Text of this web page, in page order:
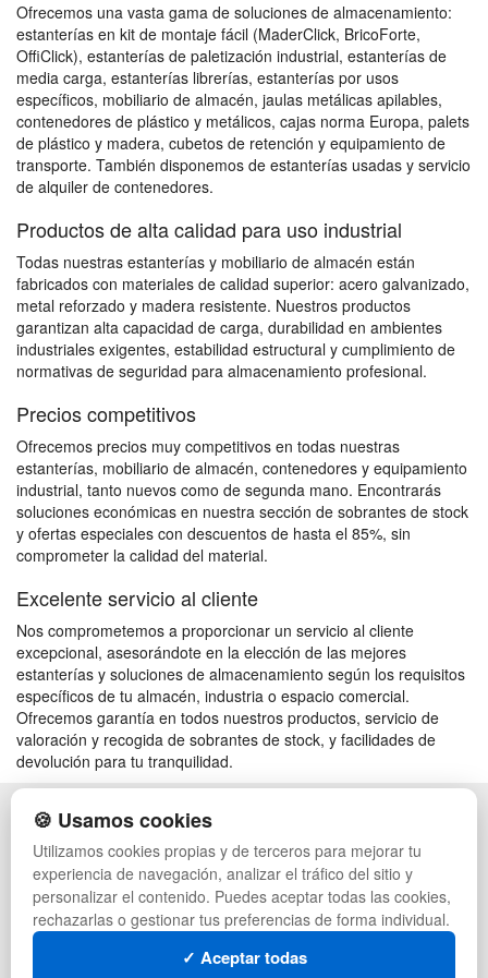
Ofrecemos una vasta gama de soluciones de almacenamiento:
estanterías en kit de montaje fácil (MaderClick, BricoForte,
OffiClick), estanterías de paletización industrial, estanterías de
media carga, estanterías librerías, estanterías por usos
específicos, mobiliario de almacén, jaulas metálicas apilables,
contenedores de plástico y metálicos, cajas norma Europa, palets
de plástico y madera, cubetos de retención y equipamiento de
transporte. También disponemos de estanterías usadas y servicio
de alquiler de contenedores.
Productos de alta calidad para uso industrial
Todas nuestras estanterías y mobiliario de almacén están
fabricados con materiales de calidad superior: acero galvanizado,
metal reforzado y madera resistente. Nuestros productos
garantizan alta capacidad de carga, durabilidad en ambientes
industriales exigentes, estabilidad estructural y cumplimiento de
normativas de seguridad para almacenamiento profesional.
Precios competitivos
Ofrecemos precios muy competitivos en todas nuestras
estanterías, mobiliario de almacén, contenedores y equipamiento
industrial, tanto nuevos como de segunda mano. Encontrarás
soluciones económicas en nuestra sección de sobrantes de stock
y ofertas especiales con descuentos de hasta el 85%, sin
comprometer la calidad del material.
Excelente servicio al cliente
Nos comprometemos a proporcionar un servicio al cliente
excepcional, asesorándote en la elección de las mejores
estanterías y soluciones de almacenamiento según los requisitos
específicos de tu almacén, industria o espacio comercial.
Ofrecemos garantía en todos nuestros productos, servicio de
valoración y recogida de sobrantes de stock, y facilidades de
devolución para tu tranquilidad.
POLÍTICA DE PRIVACIDAD
CONDICIONES DE USO
CAMBIOS Y DEVOLUCIONES
CONTACTO
QUIENES SOMOS
MAPA WEB
PREGUNTAS FRECUENTES
PALETS DE PLÁSTICO
MANUTENCIÓN
GESTIÓN DE RESIDUOS
PALETS
CONTENEDORES DE PLÁSTICO
LIQUIDACIÓN Y SOBRANTES
🍪 Usamos cookies
Utilizamos cookies propias y de terceros para mejorar tu
experiencia de navegación, analizar el tráfico del sitio y
personalizar el contenido. Puedes aceptar todas las cookies,
rechazarlas o gestionar tus preferencias de forma individual.
✓ Aceptar todas